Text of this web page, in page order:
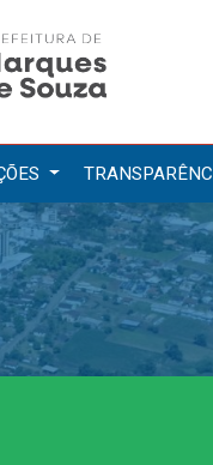
Serviços
IPTU 2026
Nota Fiscal Eletrônica